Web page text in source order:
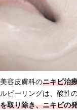
美容皮膚科のニキビ治
ルピーリングは、酸性
を取り除き、ニキビの